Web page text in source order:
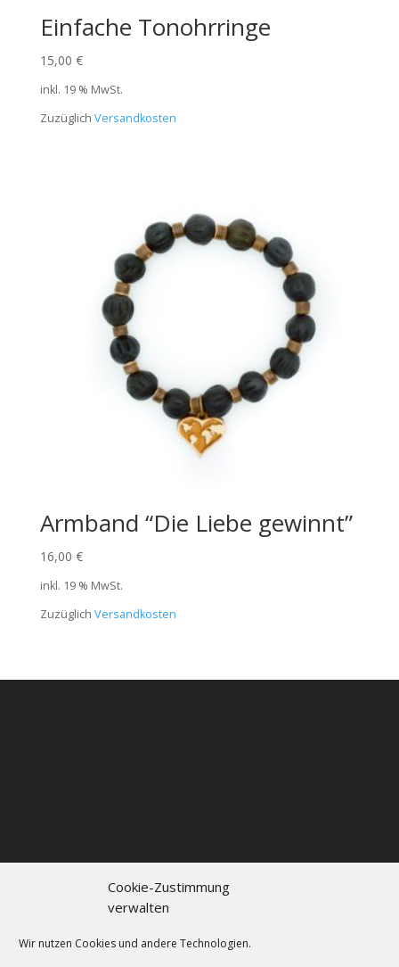
Cookie-Zustimmung
verwalten
Wir nutzen Cookies und andere Technologien.
Einfache Tonohrringe
15,00 €
inkl. 19 % MwSt.
Zuzüglich Versandkosten
Armband “Die Liebe gewinnt”
16,00 €
inkl. 19 % MwSt.
Zuzüglich Versandkosten
Kontakt
Datenschutzerklärung
Cookie policy (EU)